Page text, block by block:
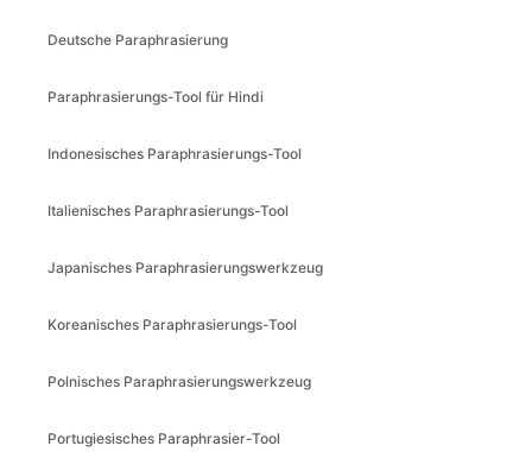
Deutsche Paraphrasierung
Paraphrasierungs-Tool für Hindi
Indonesisches Paraphrasierungs-Tool
Italienisches Paraphrasierungs-Tool
Japanisches Paraphrasierungswerkzeug
Koreanisches Paraphrasierungs-Tool
Polnisches Paraphrasierungswerkzeug
Portugiesisches Paraphrasier-Tool